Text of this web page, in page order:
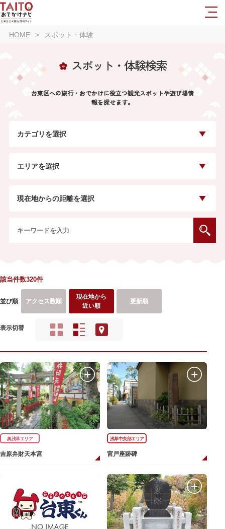
HOME スポット・体験
スポット・体験検索
台東区への旅行・おでかけに役立つ観光スポットや遊び場情
報を探せます。
カテゴリを選択
エリアを選択
現在地からの距離を選択
該当件数320件
並び順 アクセス数順
現在地から
近い順
更新順
表示切替
奥浅草エリア
吉原弁財天本宮
浅草中央部エリア
宮戸座跡碑